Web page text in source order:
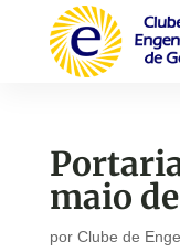
maio
por Clube de